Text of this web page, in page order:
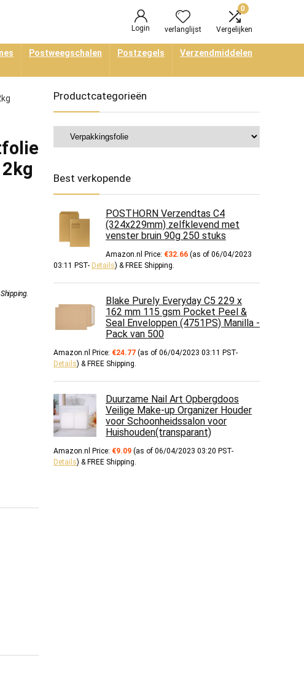
Login verlanglijst
0
Vergelijken
Postweegschalen Postzegels Verzendmiddelen
Shipping.
Productcategorieën
Best verkopende
POSTHORN Verzendtas C4
(324x229mm) zelfklevend met
venster bruin 90g 250 stuks
Amazon.nl Price: €32.66 (as of 06/04/2023
03:11 PST- Details) & FREE Shipping.
Blake Purely Everyday C5 229 x
162 mm 115 gsm Pocket Peel &
Seal Enveloppen (4751PS) Manilla -
Pack van 500
Amazon.nl Price: €24.77 (as of 06/04/2023 03:11 PST-
Details) & FREE Shipping.
Duurzame Nail Art Opbergdoos
Veilige Make-up Organizer Houder
voor Schoonheidssalon voor
Huishouden(transparant)
Amazon.nl Price: €9.09 (as of 06/04/2023 03:20 PST-
Details) & FREE Shipping.